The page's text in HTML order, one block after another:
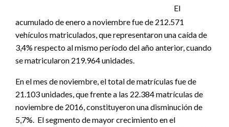
El
acumulado de enero a noviembre fue de 212.571
vehículos matriculados, que representaron una caída de
3,4% respecto al mismo período del año anterior, cuando
se matricularon 219.964 unidades.
En el mes de noviembre, el total de matrículas fue de
21.103 unidades, que frente a las 22.384 matrículas de
noviembre de 2016, constituyeron una disminución de
5,7%. El segmento de mayor crecimiento en el